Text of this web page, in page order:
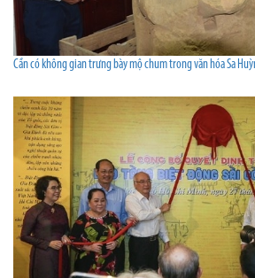
Cần có không gian trưng bày mộ chum trong văn hóa Sa